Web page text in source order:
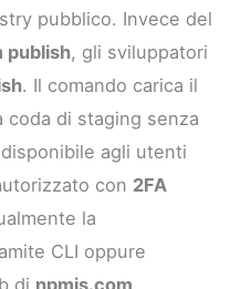
pubblico. Invece del
publish, gli sviluppatori
. Il comando carica il
coda di staging senza
agli utenti
con 2FA
la
CLI oppure